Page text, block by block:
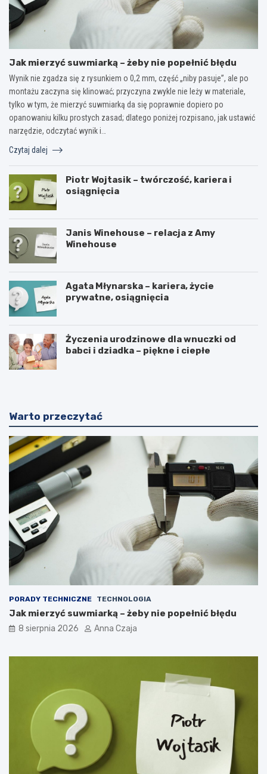
Jak mierzyć suwmiarką – żeby nie popełnić błędu
Wynik nie zgadza się z rysunkiem o 0,2 mm, część „niby pasuje”, ale po
montażu zaczyna się klinować; przyczyna zwykle nie leży w materiale,
tylko w tym, że mierzyć suwmiarką da się poprawnie dopiero po
opanowaniu kilku prostych zasad; dlatego poniżej rozpisano, jak ustawić
narzędzie, odczytać wynik i…
Czytaj dalej
Piotr Wojtasik – twórczość, kariera i
osiągnięcia
Janis Winehouse – relacja z Amy
Winehouse
Agata Młynarska – kariera, życie
prywatne, osiągnięcia
Życzenia urodzinowe dla wnuczki od
babci i dziadka – piękne i ciepłe
Warto przeczytać
PORADY TECHNICZNE TECHNOLOGIA
Jak mierzyć suwmiarką – żeby nie popełnić błędu
8 sierpnia 2026 Anna Czaja